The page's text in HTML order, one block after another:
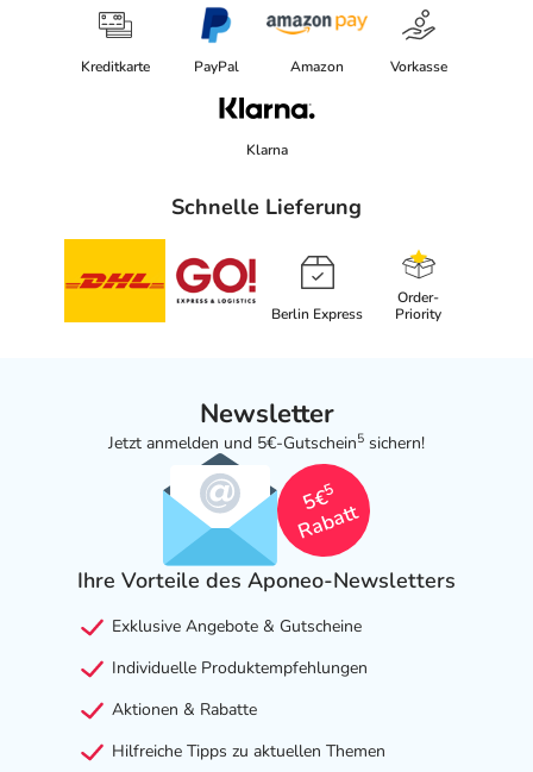
Kreditkarte PayPal Amazon Vorkasse
Klarna
Schnelle Lieferung
Berlin Express
Order-
Priority
Newsletter
Jetzt anmelden und 5€-Gutschein5 sichern!
5€
5
Rabatt
Ihre Vorteile des Aponeo-Newsletters
Exklusive Angebote & Gutscheine
Individuelle Produktempfehlungen
Aktionen & Rabatte
Hilfreiche Tipps zu aktuellen Themen